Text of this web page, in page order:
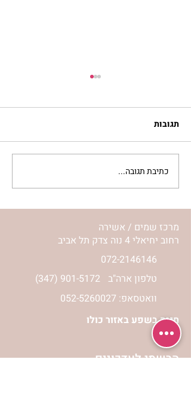
מתגעגעות לבית המפגש,
השיעור לתשעה באב | הר'
ימימה מזרחי
תגובות
כתיבת תגובה...
מרכז שמים / אשירה
רחוב יחיאלי 4 נוה צדק תל אביב
072-2146146
(347) 901-5172 טלפון ארה"ב
וואטסאפ: 052-5260027
חניה בשפע באזור כולו
הרשמי לעדכונים